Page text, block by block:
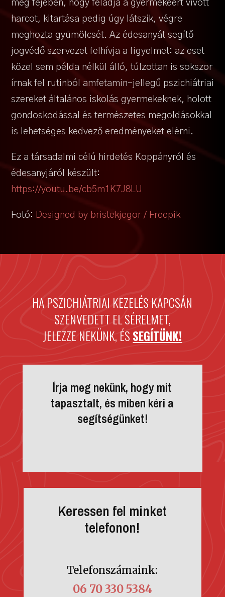
meg fejében, hogy feladja a gyermekéért vívott
harcot, kitartása pedig úgy látszik, végre
meghozta gyümölcsét. Az édesanyát segítő
jogvédő szervezet felhívja a figyelmet: az eset
közel sem példa nélkül álló, túlzottan is sokszor
írnak fel rutinból amfetamin-jellegű pszichiátriai
szereket általános iskolás gyermekeknek, holott
gondoskodással és természetes megoldásokkal
is lehetséges kedvező eredményeket elérni.
Ez a társadalmi célú hirdetés Koppányról és
édesanyjáról készült:
https://youtu.be/cb5m1K7J8LU
Fotó: Designed by bristekjegor / Freepik
HA PSZICHIÁTRIAI KEZELÉS KAPCSÁN
SZENVEDETT EL SÉRELMET,
JELEZZE NEKÜNK, ÉSSEGÍTÜNK!
Írja meg nekünk, hogy mit
tapasztalt, és miben kéri a
segítségünket!
Keressen fel minket
telefonon!
Telefonszámaink:
06 70 330 5384